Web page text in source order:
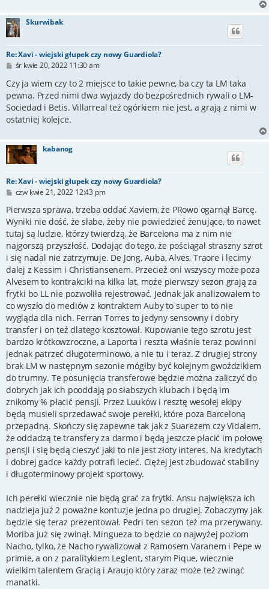
Skurwibak
Re: Xavi - wiejski głupek czy nowy Guardiola?
P
s
t
śr kwie 20, 2022 11:30 am
Czy ja wiem czy to 2 miejsce to takie pewne, ba czy ta LM taka
pewna. Przed nimi dwa wyjazdy do bezpośrednich rywali o LM-
Sociedad i Betis. Villarreal też ogórkiem nie jest, a grają z nimi w
ostatniej kolejce.
kabanog
Re: Xavi - wiejski głupek czy nowy Guardiola?
P
s
t
czw kwie 21, 2022 12:43 pm
Pierwsza sprawa, trzeba oddać Xaviem, że PRowo ogarnął Barcę.
Wyniki nie dość, że słabe, żeby nie powiedzieć żenujące, to nawet
tutaj są ludzie, którzy twierdzą, że Barcelona ma z nim nie
najgorszą przyszłość. Dodając do tego, że pościągał straszny szrot
i się nadal nie zatrzymuje. De Jong, Auba, Alves, Traore i lecimy
dalej z Kessim i Christiansenem. Przecież oni wszyscy może poza
Alvesem to kontrakciki na kilka lat, może pierwszy sezon grają za
frytki bo LL nie pozwoliła rejestrować. Jednak jak analizowałem to
co wyszło do mediów z kontraktem Auby to super to to nie
wygląda dla nich. Ferran Torres to jedyny sensowny i dobry
transfer i on też dlatego kosztował. Kupowanie tego szrotu jest
bardzo krótkowzroczne, a Laporta i reszta właśnie teraz powinni
jednak patrzeć długoterminowo, a nie tu i teraz. Z drugiej strony
brak LM w następnym sezonie mógłby być kolejnym gwoździkiem
do trumny. Te posunięcia transferowe będzie można zaliczyć do
dobrych jak ich pooddają po słabszych klubach i będą im
znikomy % płacić pensji. Przez Luuków i resztę wesołej ekipy
będą musieli sprzedawać swoje perełki, które poza Barceloną
przepadną. Skończy się zapewne tak jak z Suarezem czy Vidalem,
że oddadzą te transfery za darmo i będą jeszcze płacić im połowę
pensji i się będą cieszyć jaki to nie jest złoty interes. Na kredytach
i dobrej gadce każdy potrafi lecieć. Ciężej jest zbudować stabilny
i długoterminowy projekt sportowy.
Ich perełki wiecznie nie będą grać za frytki. Ansu największa ich
nadzieja już 2 poważne kontuzje jedna po drugiej. Zobaczymy jak
będzie się teraz prezentował. Pedri ten sezon też ma przerywany.
Moriba już się zwinął. Mingueza to będzie co najwyżej poziom
Nacho, tylko, że Nacho rywalizował z Ramosem Varanem i Pepe w
primie, a on z paralitykiem Leglent, starym Pique, wiecznie
wielkim talentem Gracią i Araujo który zaraz może też zwinąć
manatki.